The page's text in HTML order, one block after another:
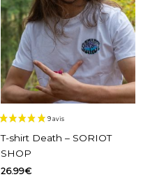
T-shirt Death – SORIOT
SHOP
26.99€
a
plusieurs
variations.
Les
options
peuvent
être
la